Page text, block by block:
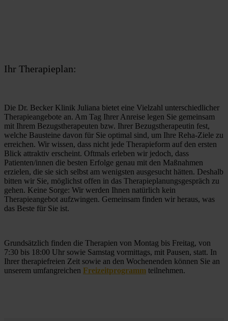
Ihr Therapieplan:
Die Dr. Becker Klinik Juliana bietet eine Vielzahl unterschiedlicher
Therapieangebote an. Am Tag Ihrer Anreise legen Sie gemeinsam
mit Ihrem Bezugstherapeuten bzw. Ihrer Bezugstherapeutin fest,
welche Bausteine davon für Sie optimal sind, um Ihre Reha-Ziele zu
erreichen. Wir wissen, dass nicht jede Therapieform auf den ersten
Blick attraktiv erscheint. Oftmals erleben wir jedoch, dass
Patienten/innen die besten Erfolge genau mit den Maßnahmen
erzielen, die sie sich selbst am wenigsten ausgesucht hätten. Deshalb
bitten wir Sie, möglichst offen in das Therapieplanungsgespräch zu
gehen. Keine Sorge: Wir werden Ihnen natürlich kein
Therapieangebot aufzwingen. Gemeinsam finden wir heraus, was
das Beste für Sie ist.
Grundsätzlich finden die Therapien von Montag bis Freitag, von
7:30 bis 18:00 Uhr sowie Samstag vormittags, mit Pausen, statt. In
Ihrer therapiefreien Zeit sowie an den Wochenenden können Sie an
unserem umfangreichen Freizeitprogramm teilnehmen.